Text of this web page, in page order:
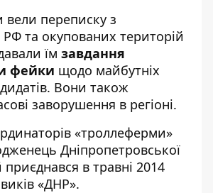
переписку з
та окупованих територій
їм завдання
фейки щодо майбутніх
Вони також
заворушення в регіоні.
«троллеферми»
Дніпропетровської
приєднався в травні 2014
«ДНР».